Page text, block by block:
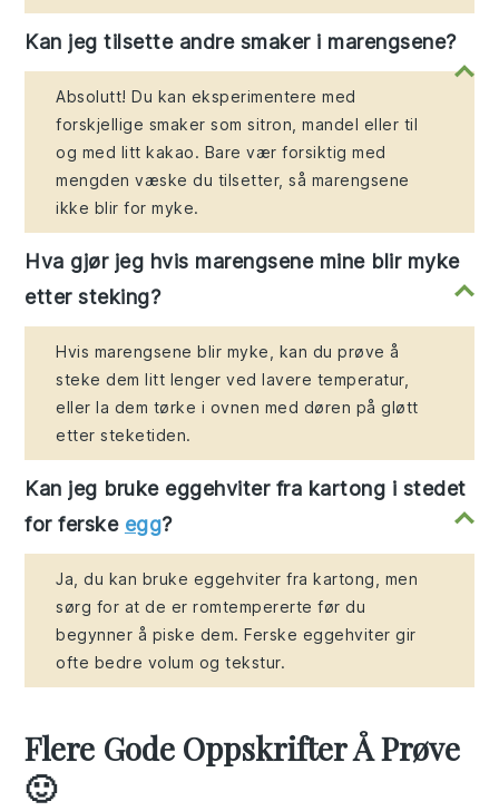
Kan jeg tilsette andre smaker i marengsene?
Absolutt! Du kan eksperimentere med
forskjellige smaker som sitron, mandel eller til
og med litt kakao. Bare vær forsiktig med
mengden væske du tilsetter, så marengsene
ikke blir for myke.
Hva gjør jeg hvis marengsene mine blir myke
etter steking?
Hvis marengsene blir myke, kan du prøve å
steke dem litt lenger ved lavere temperatur,
eller la dem tørke i ovnen med døren på gløtt
etter steketiden.
Kan jeg bruke eggehviter fra kartong i stedet
for ferske egg?
Ja, du kan bruke eggehviter fra kartong, men
sørg for at de er romtempererte før du
begynner å piske dem. Ferske eggehviter gir
ofte bedre volum og tekstur.
Flere Gode Oppskrifter Å Prøve
🙂